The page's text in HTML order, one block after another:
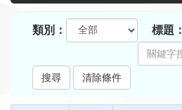
類別： 標題：